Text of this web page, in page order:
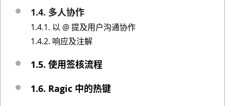
1.4. 多人协作
1.4.1. 以 @ 提及用户沟通协作
1.4.2. 响应及注解
1.5. 使用签核流程
1.6. Ragic 中的热键